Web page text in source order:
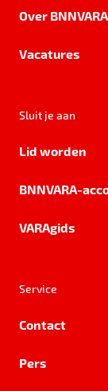
Over BNNVARA
Vacatures
Sluit je aan
Lid worden
BNNVARA-
VARAgids
Service
Contact
Pers